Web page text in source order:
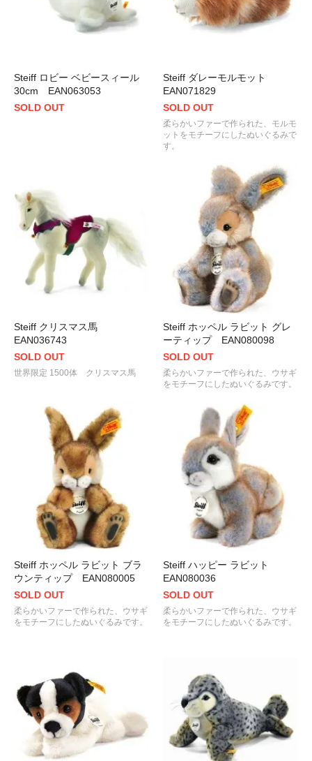
Steiff ロビー ベビースィール
30cm EAN063053
SOLD OUT
Steiff ダレーモルモット
EAN071829
SOLD OUT
柔らかいファーで作られた、モルモ
ットをモチーフにしたぬいぐるみで
す。
Steiff クリスマス馬
EAN036743
SOLD OUT
世界限定 1500体 クリスマス馬
Steiff ホッペル ラビット グレ
ーティップ EAN080098
SOLD OUT
柔らかいファーで作られた、ウサギ
をモチーフにしたぬいぐるみです。
Steiff ホッペル ラビット ブラ
ウンティップ EAN080005
SOLD OUT
柔らかいファーで作られた、ウサギ
をモチーフにしたぬいぐるみです。
Steiff ハッピー ラビット
EAN080036
SOLD OUT
柔らかいファーで作られた、ウサギ
をモチーフにしたぬいぐるみです。